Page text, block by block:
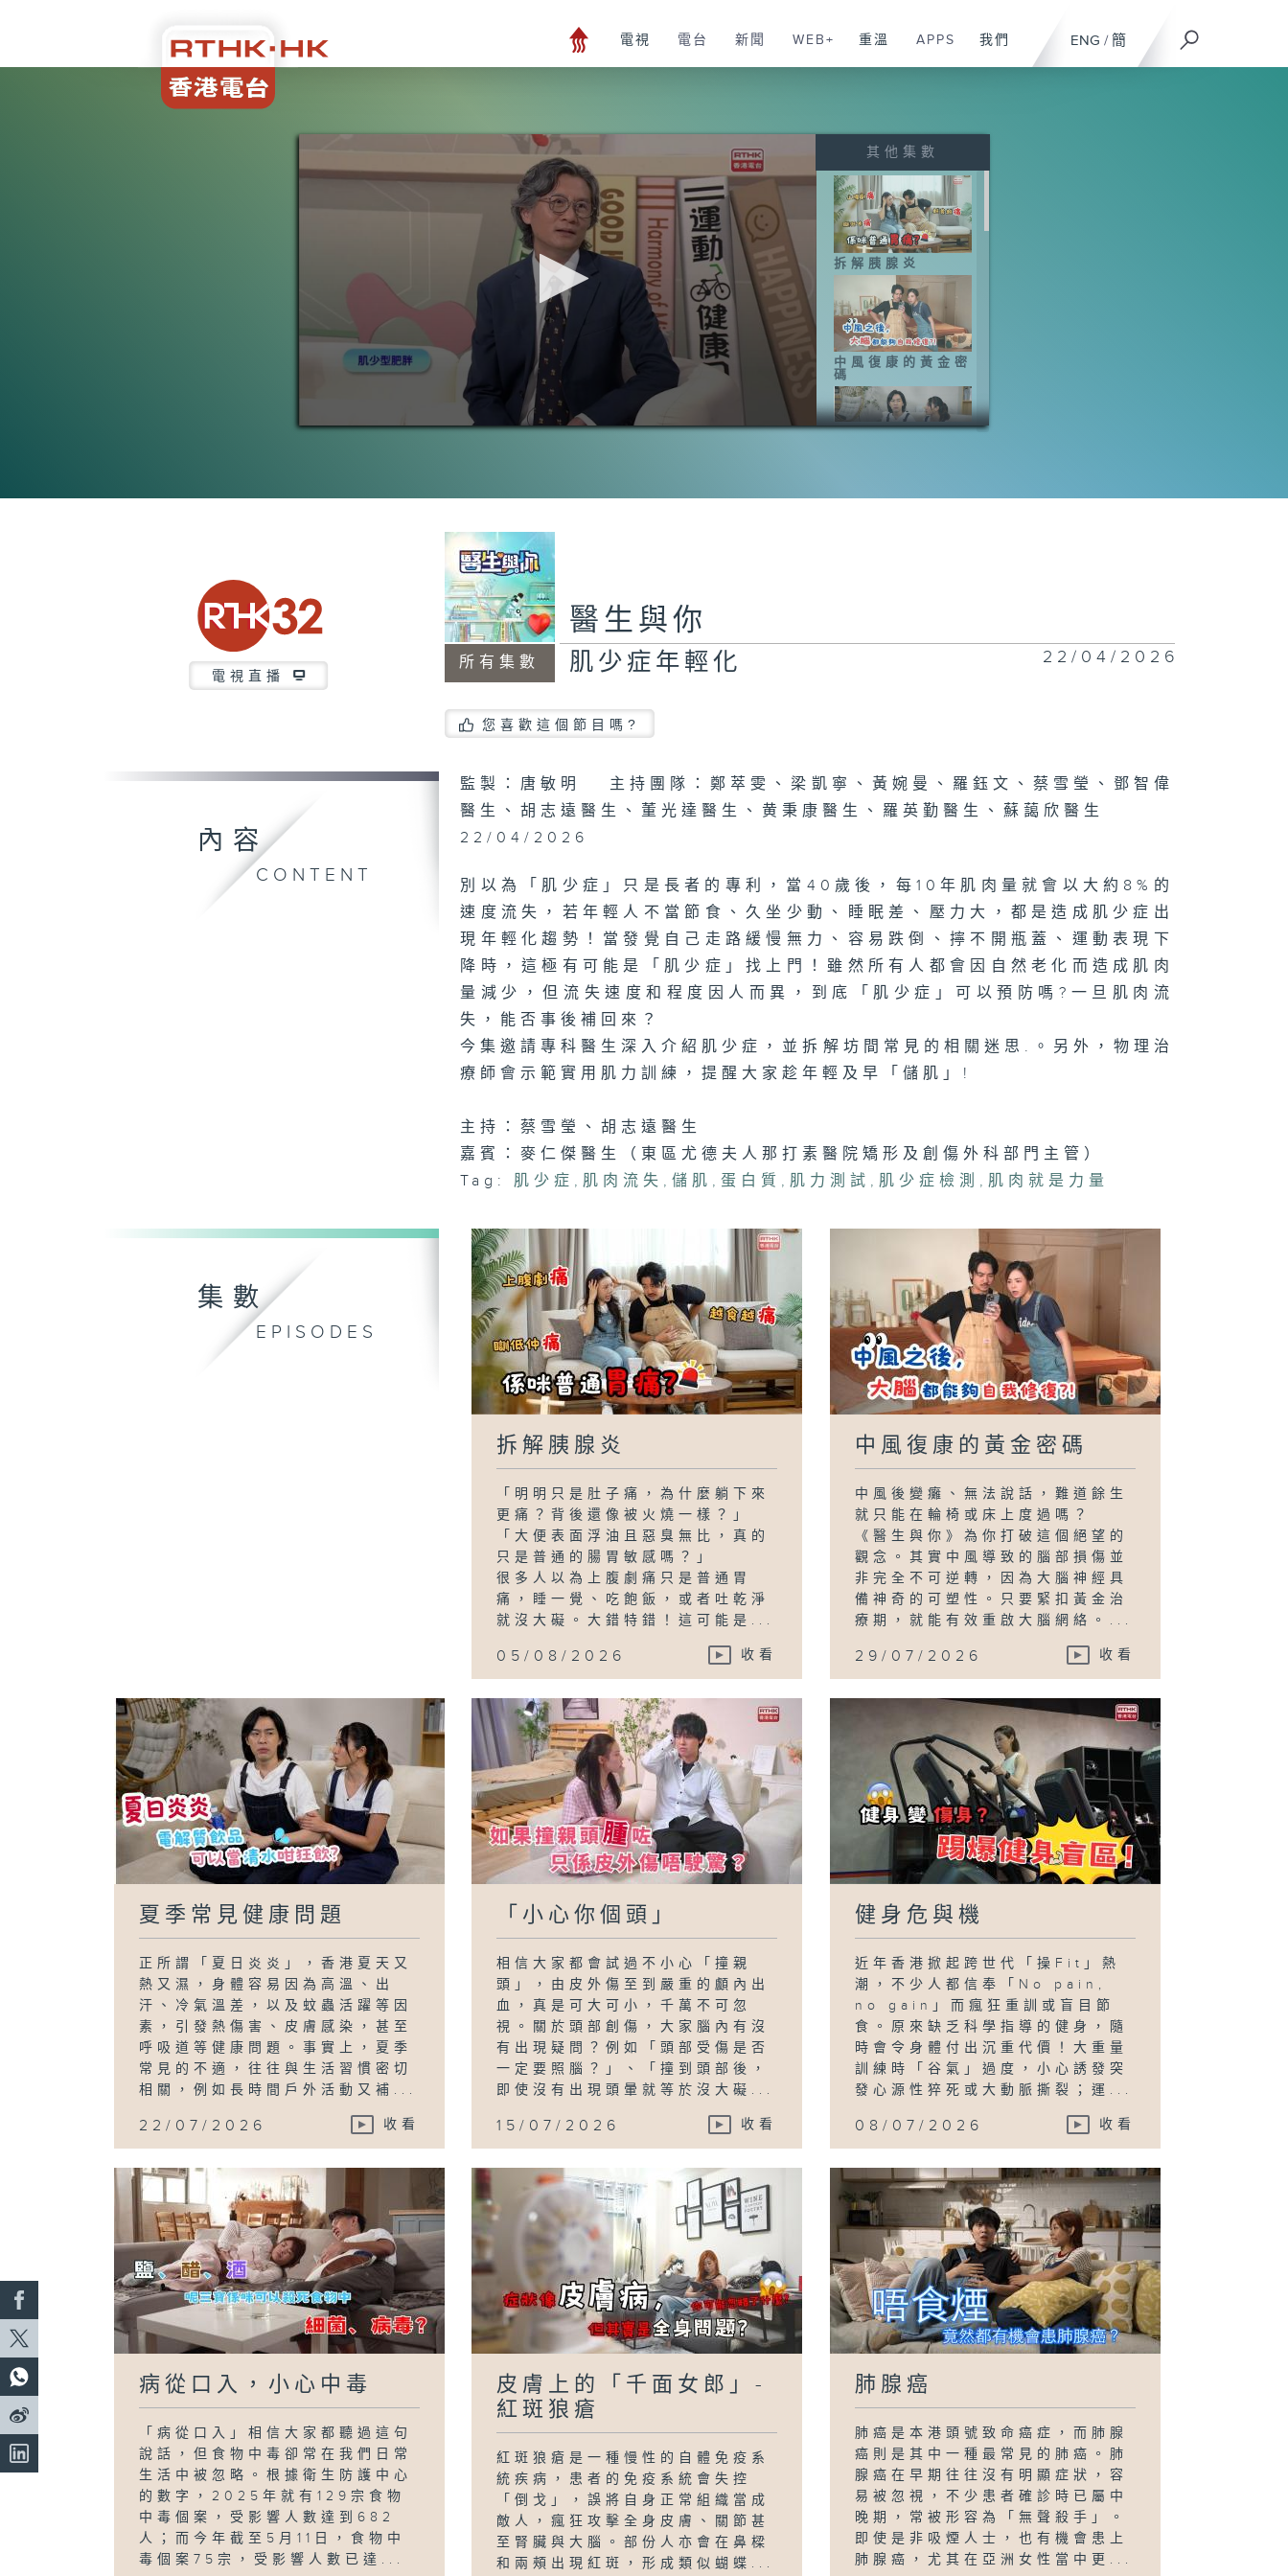
ENG / 簡
電視 電台 新聞 WEB+ 重溫 APPS 我們
0
其他集數
拆解胰腺炎
中風復康的黃金密
碼
病從口入，小心中
毒
皮膚上的「千面女
郎」- 紅斑狼瘡
肺腺癌
電視直播
所有集數
醫生與你
肌少症年輕化 22/04/2026
您喜歡這個節目嗎?
內容
CONTENT
監製：唐敏明 主持團隊：鄭萃雯、梁凱寧、黃婉曼、羅鈺文、蔡雪瑩、鄧智偉
醫生、胡志遠醫生、董光達醫生、黄秉康醫生、羅英勤醫生、蘇藹欣醫生
22/04/2026
別以為「肌少症」只是長者的專利，當40歲後，每10年肌肉量就會以大約8%的
速度流失，若年輕人不當節食、久坐少動、睡眠差、壓力大，都是造成肌少症出
現年輕化趨勢！當發覺自己走路緩慢無力、容易跌倒、擰不開瓶蓋、運動表現下
降時，這極有可能是「肌少症」找上門！雖然所有人都會因自然老化而造成肌肉
量減少，但流失速度和程度因人而異，到底「肌少症」可以預防嗎?一旦肌肉流
失，能否事後補回來？
今集邀請專科醫生深入介紹肌少症，並拆解坊間常見的相關迷思.。另外，物理治
療師會示範實用肌力訓練，提醒大家趁年輕及早「儲肌」!
主持：蔡雪瑩、胡志遠醫生
嘉賓：麥仁傑醫生（東區尤德夫人那打素醫院矯形及創傷外科部門主管）
Tag:
肌少症 ,肌肉流失 ,儲肌 ,蛋白質 ,肌力測試 ,肌少症檢測 ,肌肉就是力量
集數
EPISODES
拆解胰腺炎
「明明只是肚子痛，為什麼躺下來
更痛？背後還像被火燒一樣？」
「大便表面浮油且惡臭無比，真的
只是普通的腸胃敏感嗎？」
很多人以為上腹劇痛只是普通胃
痛，睡一覺、吃飽飯，或者吐乾淨
就沒大礙。大錯特錯！這可能是...
05/08/2026 收看
中風復康的黃金密碼
中風後變癱、無法說話，難道餘生
就只能在輪椅或床上度過嗎？
《醫生與你》為你打破這個絕望的
觀念。其實中風導致的腦部損傷並
非完全不可逆轉，因為大腦神經具
備神奇的可塑性。只要緊扣黃金治
療期，就能有效重啟大腦網絡。...
29/07/2026 收看
夏季常見健康問題
正所謂「夏日炎炎」，香港夏天又
熱又濕，身體容易因為高溫、出
汗、冷氣溫差，以及蚊蟲活躍等因
素，引發熱傷害、皮膚感染，甚至
呼吸道等健康問題。事實上，夏季
常見的不適，往往與生活習慣密切
相關，例如長時間戶外活動又補...
22/07/2026 收看
「小心你個頭」
相信大家都會試過不小心「撞親
頭」，由皮外傷至到嚴重的顱內出
血，真是可大可小，千萬不可忽
視。關於頭部創傷，大家腦內有沒
有出現疑問？例如「頭部受傷是否
一定要照腦？」、「撞到頭部後，
即使沒有出現頭暈就等於沒大礙...
15/07/2026 收看
健身危與機
近年香港掀起跨世代「操Fit」熱
潮，不少人都信奉「No pain,
no gain」而瘋狂重訓或盲目節
食。原來缺乏科學指導的健身，隨
時會令身體付出沉重代價！大重量
訓練時「谷氣」過度，小心誘發突
發心源性猝死或大動脈撕裂；運...
08/07/2026 收看
病從口入，小心中毒
「病從口入」相信大家都聽過這句
說話，但食物中毒卻常在我們日常
生活中被忽略。根據衛生防護中心
的數字，2025年就有129宗食物
中毒個案，受影響人數達到682
人；而今年截至5月11日，食物中
毒個案75宗，受影響人數已達...
皮膚上的「千面女郎」-
紅斑狼瘡
紅斑狼瘡是一種慢性的自體免疫系
統疾病，患者的免疫系統會失控
「倒戈」，誤將自身正常組織當成
敵人，瘋狂攻擊全身皮膚、關節甚
至腎臟與大腦。部份人亦會在鼻樑
和兩頰出現紅斑，形成類似蝴蝶...
肺腺癌
肺癌是本港頭號致命癌症，而肺腺
癌則是其中一種最常見的肺癌。肺
腺癌在早期往往沒有明顯症狀，容
易被忽視，不少患者確診時已屬中
晚期，常被形容為「無聲殺手」。
即使是非吸煙人士，也有機會患上
肺腺癌，尤其在亞洲女性當中更...